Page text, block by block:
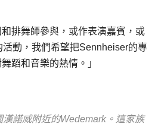
排舞師參與，或作表演嘉賓，或
動，我們希望把Sennheiser的專
蹈和音樂的熱情。」
諾威附近的Wedemark。這家族